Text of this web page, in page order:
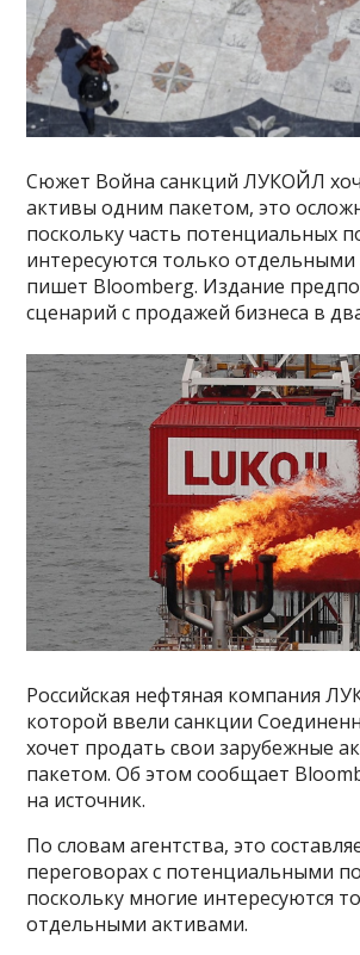
Сюжет Война санкций ЛУКОЙЛ
активы одним пакетом, это
поскольку часть потенциальных
интересуются только
пишет Bloomberg. Издание
сценарий с продажей бизнеса в
Российская нефтяная компания
которой ввели санкции
хочет продать свои зарубежные
пакетом. Об этом сообщает
на источник.
По словам агентства, это
переговорах с потенциальными
поскольку многие интересуются
отдельными активами.